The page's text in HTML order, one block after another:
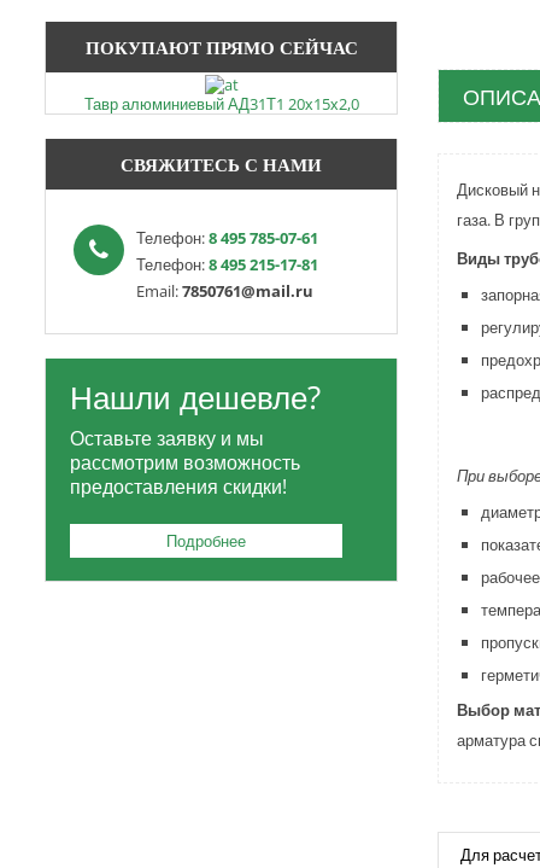
ПОКУПАЮТ ПРЯМО СЕЙЧАС
Тавр алюминиевый АД31Т1 20х15х2,0
СВЯЖИТЕСЬ С НАМИ
Телефон:8 495 785-07-61
Телефон:8 495 215-17-81
Email:7850761@mail.ru
Нашли дешевле?
Оставьте заявку и мы
рассмотрим возможность
предоставления скидки!
Подробнее
Дисковый
газа. В
Виды
При
Выбор
арматура
Для